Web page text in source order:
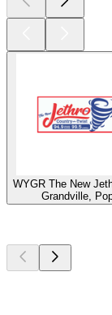
WYGR The New
Grandville,